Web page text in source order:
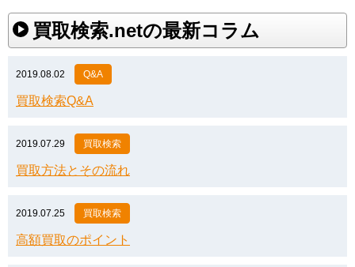
買取検索.netの最新コラム
2019.08.02 Q&A
買取検索Q&A
2019.07.29 買取検索
買取方法とその流れ
2019.07.25 買取検索
高額買取のポイント